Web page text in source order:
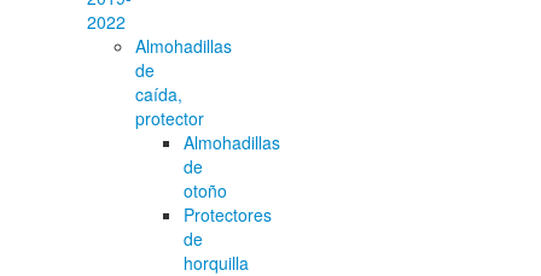
2022
Almohadillas
de
caída,
protector
Almohadillas
de
otoño
Protectores
de
horquilla